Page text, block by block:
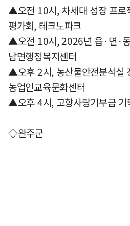
▲오전 10시, 차세대 성장 프로
평가회, 테크노파크
▲오전 10시, 2026년 읍·면·
남면행정복지센터
▲오후 2시, 농산물안전분석실
농업인교육문화센터
▲오후 4시, 고향사랑기부금 기
◇완주군